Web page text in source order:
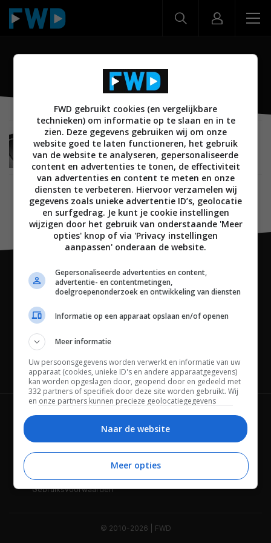
SC-ALL70T
AUDIO 03 MAART 2016
Panasonic 2016 soundbar home cinema line-up
Channels
Wie is FWD Privacybeleid
Adverteren Contact
Gebruiksvoorwaarden
© 2010-2026 | FWD
FWD gebruikt cookies (en vergelijkbare
technieken) om informatie op te slaan en in te
zien. Deze gegevens gebruiken wij om onze
website goed te laten functioneren, het gebruik
van de website te analyseren, gepersonaliseerde
content en advertenties te tonen, de effectiviteit
van advertenties en content te meten en onze
diensten te verbeteren. Hiervoor verzamelen wij
gegevens zoals unieke advertentie ID’s, geolocatie
en surfgedrag. Je kunt je cookie instellingen
wijzigen door het gebruik van onderstaande 'Meer
opties' knop of via 'Privacy instellingen
aanpassen' onderaan de website.
Gepersonaliseerde advertenties en content,
advertentie- en contentmetingen,
doelgroepenonderzoek en ontwikkeling van diensten
Informatie op een apparaat opslaan en/of openen
Meer informatie
Uw persoonsgegevens worden verwerkt en informatie van uw
apparaat (cookies, unieke ID's en andere apparaatgegevens)
kan worden opgeslagen door, geopend door en gedeeld met
332 partners of specifiek door deze site worden gebruikt. Wij
en onze partners kunnen precieze geolocatiegegevens
Bepaalde leveranciers kunnen uw persoonsgegevens
beheren. Zoek onderaan deze pagina of in het sitemenu naar
een link om uw toestemming te beheren of in te trekken via de
privacy- en cookie-instellingen.
Naar de website
Meer opties